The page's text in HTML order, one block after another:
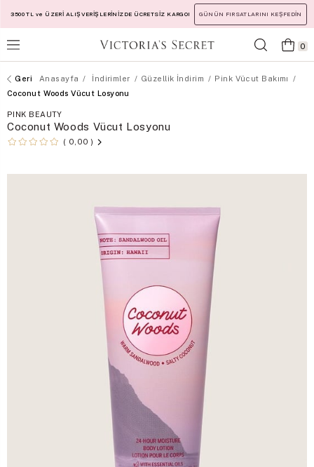
3500 TL ve ÜZERİ ALIŞVERİŞLERİNİZDE ÜCRETSİZ KARGO! GÜNÜN FIRSATLARINI KEŞFEDİN
0
Anasayfa İndirimler Güzellik İndirim
Pink Vücut Bakımı
Coconut Woods Vücut Losyonu
PINK BEAUTY
Coconut Woods Vücut Losyonu
0,00